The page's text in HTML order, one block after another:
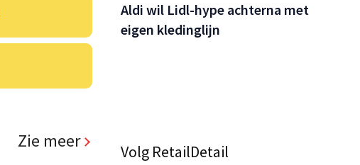
Zie meer
Aldi wil Lidl-hype achterna met
eigen kledinglijn
Volg RetailDetail